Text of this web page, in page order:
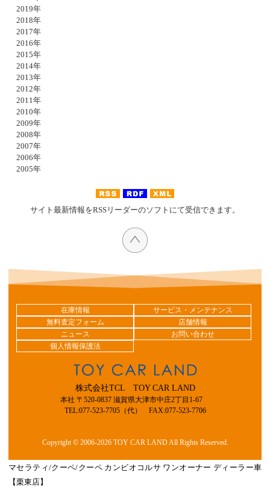
2019年
2018年
2017年
2016年
2015年
2014年
2013年
2012年
2011年
2010年
2009年
2008年
2007年
2006年
2005年
サイト最新情報をRSSリーダーのソフトにて受信できます。
在庫情報
サービス・メンテナンス
無料査定フォーム
店舗情報
ニュース
お問い合わせ
個人情報保護法
株式会社TCL TOY CAR LAND
本社 〒520-0837 滋賀県大津市中庄2丁目1-67
TEL:077-523-7705（代） FAX:077-523-7706
Copyright © 2006-2026 TOY CAR LAND All Rights Reserved.
マセラティ/クーペ/クーペ カンビオコルサ ワンオーナー ディーラー車
【栗東店】